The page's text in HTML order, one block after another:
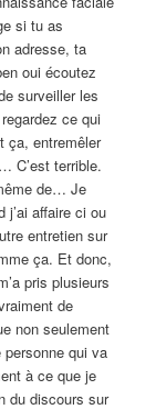
si tu as
adresse, ta
oui écoutez
surveiller les
ce qui
ça, entremêler
C’est terrible.
de… Je
j’ai affaire ci ou
entretien sur
ça. Et donc,
pris plusieurs
de
non seulement
qui va
à ce que je
du discours sur